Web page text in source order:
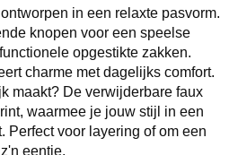
in een relaxte pasvorm.
knopen voor een speelse
opgestikte zakken.
charme met dagelijks comfort.
maakt? De verwijderbare faux
waarmee je jouw stijl in een
Perfect voor layering of om een
eentje.